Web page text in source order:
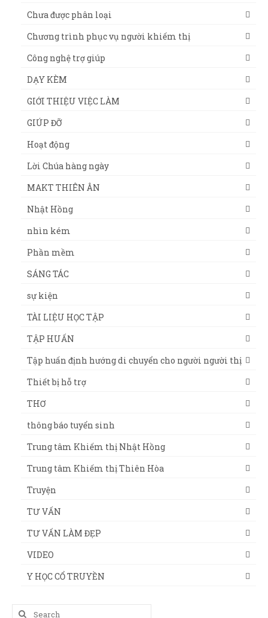
Chưa được phân loại
Chương trình phục vụ người khiếm thị
Công nghệ trợ giúp
DẠY KÈM
GIỚI THIỆU VIỆC LÀM
GIÚP ĐỠ
Hoạt động
Lời Chúa hàng ngày
MAKT THIÊN ÂN
Nhật Hồng
nhìn kém
Phần mềm
SÁNG TÁC
sự kiện
TÀI LIỆU HỌC TẬP
TẬP HUẤN
Tập huấn định hướng di chuyển cho người người thị
Thiết bị hỗ trợ
THƠ
thông báo tuyển sinh
Trung tâm Khiếm thị Nhật Hồng
Trung tâm Khiếm thị Thiên Hòa
Truyện
TƯ VẤN
TƯ VẤN LÀM ĐẸP
VIDEO
Y HỌC CỔ TRUYỀN
Search